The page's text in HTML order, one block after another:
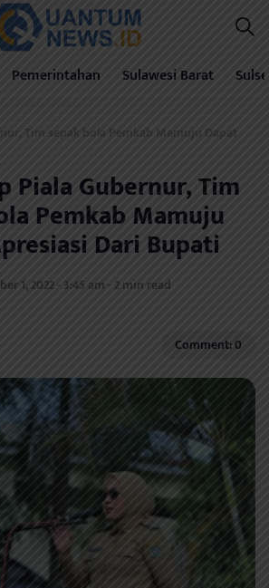
Pemerintahan Sulawesi Barat
Tim sepak bola Pemkab Mamuju Dapat
Piala Gubernur, Tim
Pemkab Mamuju
Dari Bupati
1, 2022 - 3:45 am - 2 min read
Comment: 0